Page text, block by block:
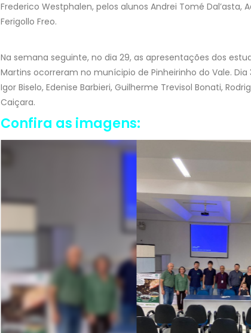
Frederico Westphalen, pelos alunos Andrei Tomé Dal’asta,
Ferigollo Freo.
Na semana seguinte, no dia 29, as apresentações dos
Martins ocorreram no munícipio de Pinheirinho do Vale.
Igor Biselo, Edenise Barbieri, Guilherme Trevisol Bonati,
Caiçara.
Confira as imagens: